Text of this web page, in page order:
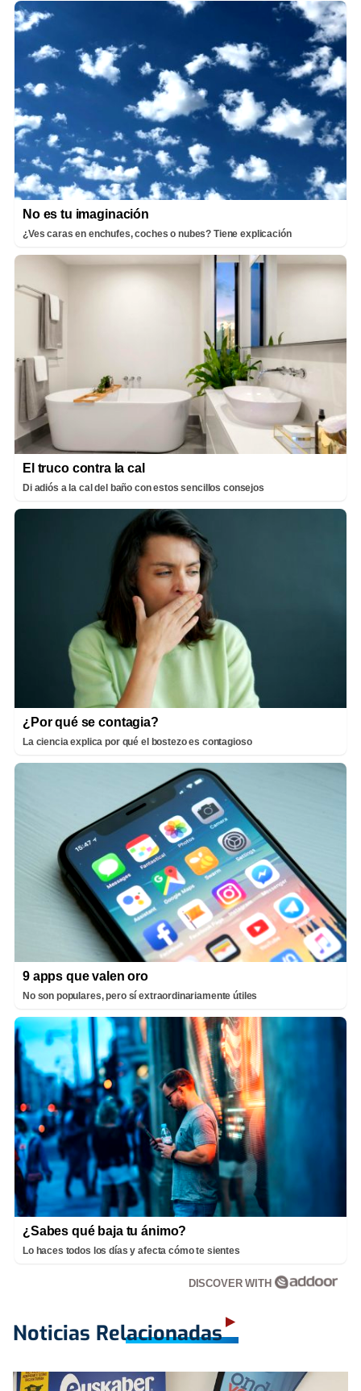
No es tu imaginación
¿Ves caras en enchufes, coches o nubes? Tiene explicación
El truco contra la cal
Di adiós a la cal del baño con estos sencillos consejos
¿Por qué se contagia?
La ciencia explica por qué el bostezo es contagioso
9 apps que valen oro
No son populares, pero sí extraordinariamente útiles
¿Sabes qué baja tu ánimo?
Lo haces todos los días y afecta cómo te sientes
DISCOVER WITH
Noticias Relacionadas